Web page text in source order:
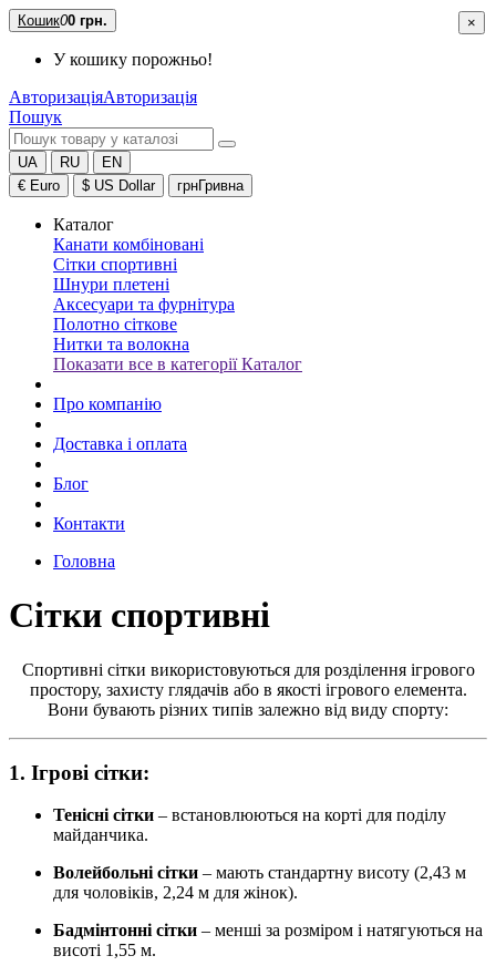
Кошик00 грн.
У кошику порожньо!
АвторизаціяАвторизація
Пошук
UA RU
EN
€ Euro $ US Dollar грнГривна
Каталог
Канати комбіновані
Сітки спортивні
Шнури плетені
Аксесуари та фурнітура
Полотно сіткове
Нитки та волокна
Показати все в категорії Каталог
Про компанію
Доставка і оплата
Блог
Контакти
Головна
Сітки спортивні
Спортивні сітки використовуються для розділення ігрового
простору, захисту глядачів або в якості ігрового елемента.
Вони бувають різних типів залежно від виду спорту:
1. Ігрові сітки:
Тенісні сітки – встановлюються на корті для поділу
майданчика.
Волейбольні сітки – мають стандартну висоту (2,43 м
для чоловіків, 2,24 м для жінок).
Бадмінтонні сітки – менші за розміром і натягуються на
висоті 1,55 м.
×